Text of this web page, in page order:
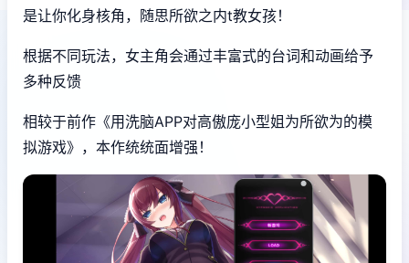
是让你化身核角，随思所欲之内t教女孩！
根据不同玩法，女主角会通过丰富式的台词和动画给予
多种反馈
相较于前作《用洗脑APP对高傲庞小型姐为所欲为的模
拟游戏》，本作统统面增强！